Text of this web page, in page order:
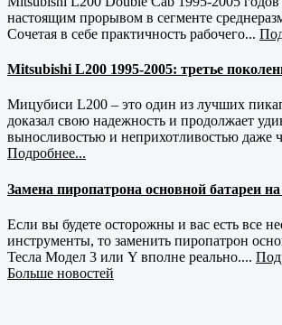
настоящим прорывом в сегменте
Сочетая в себе практичность рабочего...
Mitsubishi L200 1995-2005: третье
Мицубиси L200 – это один из лучших
доказал свою надежность и продолжает
выносливостью и неприхотливостью даже
Подробнее...
Замена пиропатрона основной батареи на
Если вы будете осторожны и вас есть все
инструменты, то заменить пиропатрон
Тесла Модел 3 или Y вполне реально....
Больше новостей